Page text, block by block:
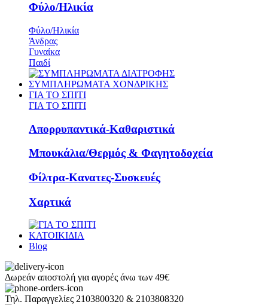
Φύλο/Ηλικία
Φύλο/Ηλικία
Άνδρας
Γυναίκα
Παιδί
ΣΥΜΠΛΗΡΩΜΑΤΑ ΧΟΝΔΡΙΚΗΣ
ΓΙΑ ΤΟ ΣΠΙΤΙ
ΓΙΑ ΤΟ ΣΠΙΤΙ
Απορρυπαντικά-Καθαριστικά
Μπουκάλια/Θερμός & Φαγητοδοχεία
Φίλτρα-Κανατες-Συσκευές
Χαρτικά
ΚΑΤΟΙΚΙΔΙΑ
Blog
Δωρεάν αποστολή για αγορές άνω των 49€
Τηλ. Παραγγελίες 2103800320 & 2103808320